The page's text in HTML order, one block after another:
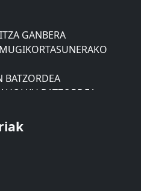
GANBERA
BATZORDEA
BATZORDEA
FEDERAZIOA)